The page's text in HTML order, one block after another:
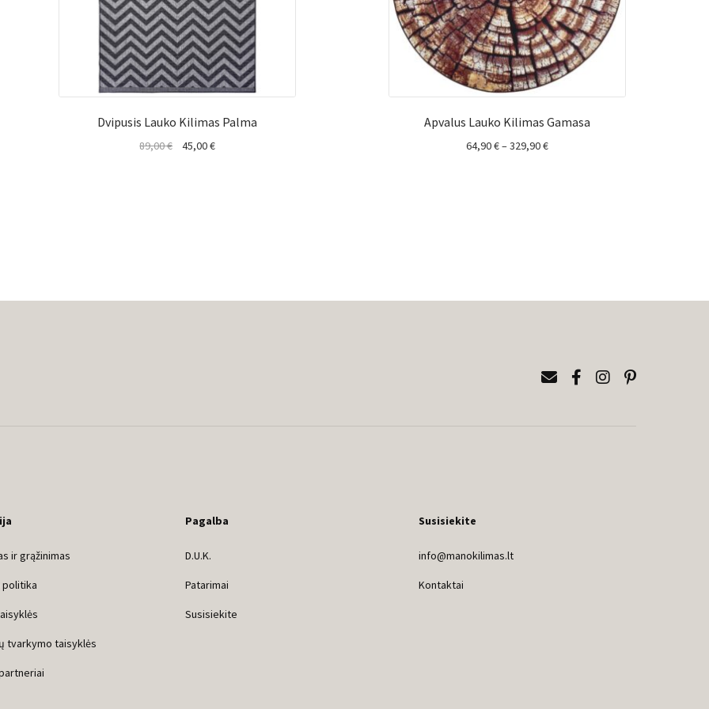
Dvipusis Lauko Kilimas Palma
89,00€
Original
45,00€Current
Apvalus Lauko Kilimas Gamasa
64,90€–329,90€Price
ir grąžinimas
politika
tvarkymo taisyklės
Pagalba
D.U.K.
Patarimai
Susisiekite
Susisiekite
info@manokilimas.lt
Kontaktai